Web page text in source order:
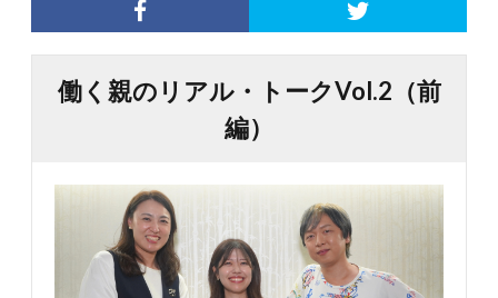
働く親のリアル・トークVol.2（前
編）